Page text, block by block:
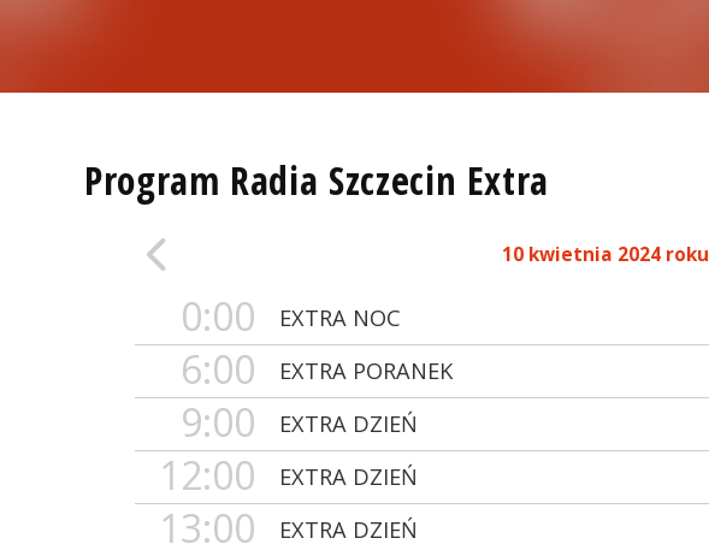
Program Radia Szczecin Extra
10 kwietnia 2024 roku
0:00 EXTRA NOC
6:00 EXTRA PORANEK
9:00 EXTRA DZIEŃ
12:00 EXTRA DZIEŃ
13:00 EXTRA DZIEŃ